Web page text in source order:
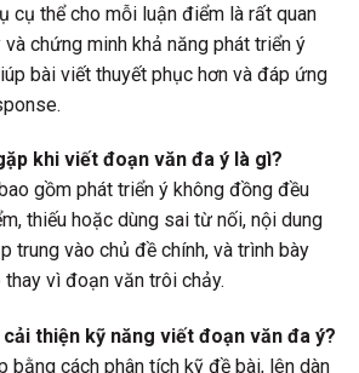
cụ thể cho mỗi luận điểm là rất quan
chứng minh khả năng phát triển ý
bài viết thuyết phục hơn và đáp ứng
khi viết đoạn văn đa ý là gì?
gồm phát triển ý không đồng đều
thiếu hoặc dùng sai từ nối, nội dung
trung vào chủ đề chính, và trình bày
vì đoạn văn trôi chảy.
thiện kỹ năng viết đoạn văn đa ý?
bằng cách phân tích kỹ đề bài, lên dàn